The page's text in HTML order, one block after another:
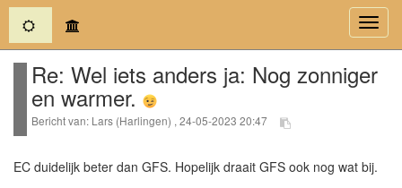
(current)
Re: Wel iets anders ja: Nog zonniger
en warmer.
Bericht van: Lars (Harlingen) , 24-05-2023 20:47
EC duidelijk beter dan GFS. Hopelijk draait GFS ook nog wat bij.